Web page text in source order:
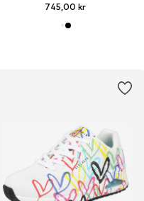
745,00 kr